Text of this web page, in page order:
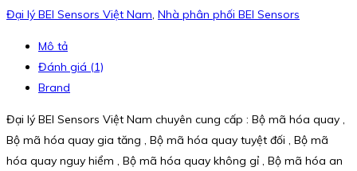
Đại lý BEI Sensors Việt Nam, Nhà phân phối BEI Sensors
Mô tả
Đánh giá (1)
Brand
Đại lý BEI Sensors Việt Nam chuyên cung cấp : Bộ mã hóa quay ,
Bộ mã hóa quay gia tăng , Bộ mã hóa quay tuyệt đối , Bộ mã
hóa quay nguy hiểm , Bộ mã hóa quay không gỉ , Bộ mã hóa an